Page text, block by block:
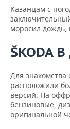
Казанцам с
моросил дождь,
ŠKODA
Для
расположили
версий. На
бензиновые,
оригинальной